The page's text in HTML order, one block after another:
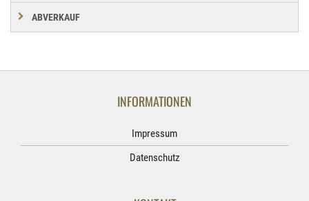
ABVERKAUF
INFORMATIONEN
Impressum
Datenschutz